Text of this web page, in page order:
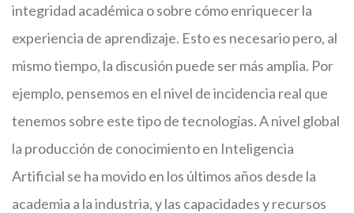
integridad académica o sobre cómo enriquecer la
experiencia de aprendizaje. Esto es necesario pero, al
mismo tiempo, la discusión puede ser más amplia. Por
ejemplo, pensemos en el nivel de incidencia real que
tenemos sobre este tipo de tecnologías. A nivel global
la producción de conocimiento en Inteligencia
Artificial se ha movido en los últimos años desde la
academia a la industria, y las capacidades y recursos